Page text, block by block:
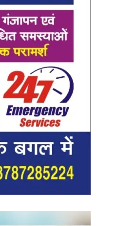
Today
Hindi
News